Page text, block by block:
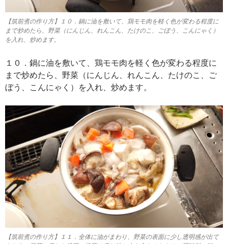
【筑前煮の作り方】１０．鍋に油を敷いて、鶏モモ肉を軽く色が変わる程度に
まで炒めたら、野菜（にんじん、れんこん、たけのこ、ごぼう、こんにゃく）
を入れ、炒めます。
１０．鍋に油を敷いて、鶏モモ肉を軽く色が変わる程度に
まで炒めたら、野菜（にんじん、れんこん、たけのこ、ご
ぼう、こんにゃく）を入れ、炒めます。
【筑前煮の作り方】１１．全体に油がまわり、野菜の表面に少し透明感が出て